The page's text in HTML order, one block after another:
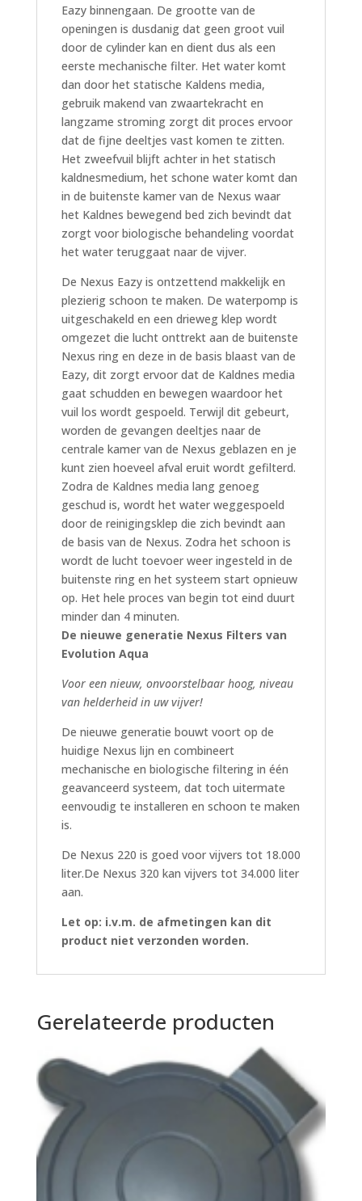
Eazy binnengaan. De grootte van de
openingen is dusdanig dat geen groot vuil
door de cylinder kan en dient dus als een
eerste mechanische filter. Het water komt
dan door het statische Kaldens media,
gebruik makend van zwaartekracht en
langzame stroming zorgt dit proces ervoor
dat de fijne deeltjes vast komen te zitten.
Het zweefvuil blijft achter in het statisch
kaldnesmedium, het schone water komt dan
in de buitenste kamer van de Nexus waar
het Kaldnes bewegend bed zich bevindt dat
zorgt voor biologische behandeling voordat
het water teruggaat naar de vijver.
De Nexus Eazy is ontzettend makkelijk en
plezierig schoon te maken. De waterpomp is
uitgeschakeld en een drieweg klep wordt
omgezet die lucht onttrekt aan de buitenste
Nexus ring en deze in de basis blaast van de
Eazy, dit zorgt ervoor dat de Kaldnes media
gaat schudden en bewegen waardoor het
vuil los wordt gespoeld. Terwijl dit gebeurt,
worden de gevangen deeltjes naar de
centrale kamer van de Nexus geblazen en je
kunt zien hoeveel afval eruit wordt gefilterd.
Zodra de Kaldnes media lang genoeg
geschud is, wordt het water weggespoeld
door de reinigingsklep die zich bevindt aan
de basis van de Nexus. Zodra het schoon is
wordt de lucht toevoer weer ingesteld in de
buitenste ring en het systeem start opnieuw
op. Het hele proces van begin tot eind duurt
minder dan 4 minuten.
De nieuwe generatie Nexus Filters van
Evolution Aqua
Voor een nieuw, onvoorstelbaar hoog, niveau
van helderheid in uw vijver!
De nieuwe generatie bouwt voort op de
huidige Nexus lijn en combineert
mechanische en biologische filtering in één
geavanceerd systeem, dat toch uitermate
eenvoudig te installeren en schoon te maken
is.
De Nexus 220 is goed voor vijvers tot 18.000
liter.De Nexus 320 kan vijvers tot 34.000 liter
aan.
Let op: i.v.m. de afmetingen kan dit
product niet verzonden worden.
Gerelateerde producten